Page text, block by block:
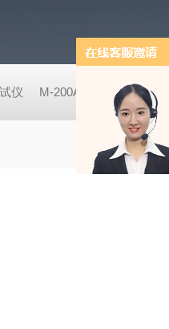
仪 M-200A微动摩擦磨损实